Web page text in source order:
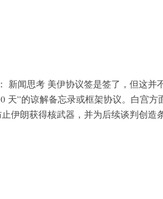
新闻思考 美伊协议签是签了，但这
天”的谅解备忘录或框架协议。白宫方
止伊朗获得核武器，并为后续谈判创